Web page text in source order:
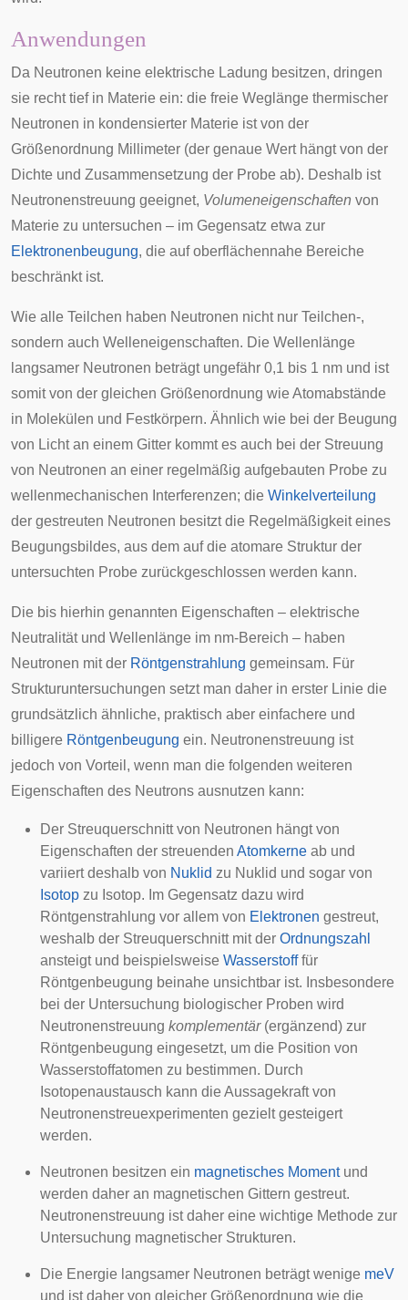
Anwendungen
Da Neutronen keine elektrische Ladung besitzen, dringen
sie recht tief in Materie ein: die freie Weglänge thermischer
Neutronen in kondensierter Materie ist von der
Größenordnung Millimeter (der genaue Wert hängt von der
Dichte und Zusammensetzung der Probe ab). Deshalb ist
Neutronenstreuung geeignet, Volumeneigenschaften von
Materie zu untersuchen – im Gegensatz etwa zur
Elektronenbeugung, die auf oberflächennahe Bereiche
beschränkt ist.
Wie alle Teilchen haben Neutronen nicht nur Teilchen-,
sondern auch Welleneigenschaften. Die Wellenlänge
langsamer Neutronen beträgt ungefähr 0,1 bis 1 nm und ist
somit von der gleichen Größenordnung wie Atomabstände
in Molekülen und Festkörpern. Ähnlich wie bei der Beugung
von Licht an einem Gitter kommt es auch bei der Streuung
von Neutronen an einer regelmäßig aufgebauten Probe zu
wellenmechanischen Interferenzen; die Winkelverteilung
der gestreuten Neutronen besitzt die Regelmäßigkeit eines
Beugungsbildes, aus dem auf die atomare Struktur der
untersuchten Probe zurückgeschlossen werden kann.
Die bis hierhin genannten Eigenschaften – elektrische
Neutralität und Wellenlänge im nm-Bereich – haben
Neutronen mit der Röntgenstrahlung gemeinsam. Für
Strukturuntersuchungen setzt man daher in erster Linie die
grundsätzlich ähnliche, praktisch aber einfachere und
billigere Röntgenbeugung ein. Neutronenstreuung ist
jedoch von Vorteil, wenn man die folgenden weiteren
Eigenschaften des Neutrons ausnutzen kann:
Der Streuquerschnittvon Neutronen hängt von
Eigenschaften der streuenden Atomkerne ab und
variiert deshalb von Nuklid zu Nuklid und sogar von
Isotop zu Isotop. Im Gegensatz dazu wird
Röntgenstrahlung vor allem von Elektronen gestreut,
weshalb der Streuquerschnitt mit der Ordnungszahl
ansteigt und beispielsweise Wasserstofffür
Röntgenbeugung beinahe unsichtbar ist. Insbesondere
bei der Untersuchung biologischer Proben wird
Neutronenstreuung komplementär(ergänzend) zur
Röntgenbeugung eingesetzt, um die Position von
Wasserstoffatomen zu bestimmen. Durch
Isotopenaustausch kann die Aussagekraft von
Neutronenstreuexperimenten gezielt gesteigert
werden.
Neutronen besitzen ein magnetisches Momentund
werden daher an magnetischen Gittern gestreut.
Neutronenstreuung ist daher eine wichtige Methode zur
Untersuchung magnetischer Strukturen.
Die Energie langsamer Neutronen beträgt wenige meV
und ist daher von gleicher Größenordnung wie die